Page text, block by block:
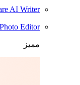
AI Writer
Editor
مميز